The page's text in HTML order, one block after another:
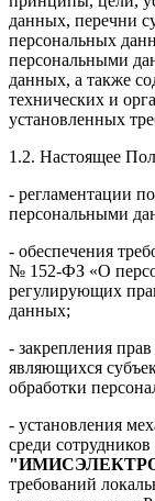
данных, перечни
персональных
персональными
данных, а также
технических и
установленных
1.2. Настоящее
- регламентации
персональными
- обеспечения
№ 152-ФЗ «О
регулирующих
данных;
- закрепления
являющихся
обработки
- установления
среди
требований